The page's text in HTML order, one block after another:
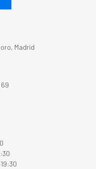
Madrid